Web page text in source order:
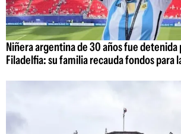
Niñera argentina de 30 años fue detenida
Filadelfia: su familia recauda fondos para